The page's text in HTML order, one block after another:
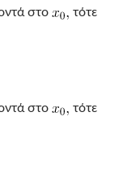
στο τότε
στο τότε